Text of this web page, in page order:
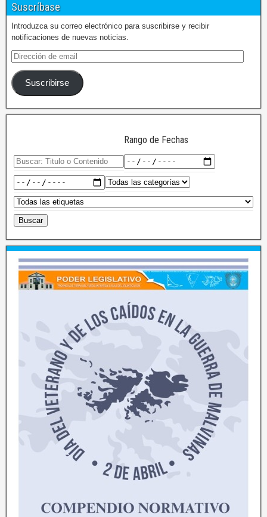
Suscríbase
Introduzca su correo electrónico para suscribirse y recibir
notificaciones de nuevas noticias.
Suscribirse
Rango de Fechas